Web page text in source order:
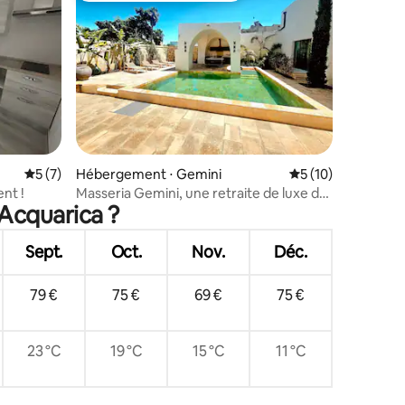
: 5 sur 5
Évaluation moyenne sur la base de 7 commentaires : 5 sur 5
5 (7)
!
Hébergement ⋅ Gemini Évaluation
5 (10)
Masseria Gemini, une retraite de luxe du
XVIIIe siècle
?
Sept. Oct. Nov. Déc.
79 € 75 € 69 € 75 €
23 °C 19 °C 15 °C 11 °C